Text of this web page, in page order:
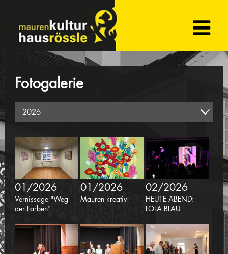
Fotogalerie
01/2026
Vernissage "Weg
der Farben"
01/2026
Mauren kreativ
02/2026
HEUTE ABEND:
LOLA BLAU